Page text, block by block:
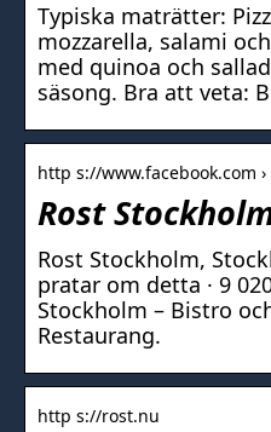
Typiska maträtter:
mozzarella, salami
med quinoa och
säsong. Bra att veta:
http s://www.facebook.com ›
Rost
Rost Stockholm,
pratar om detta · 9
Stockholm – Bistro
Restaurang.
http s://rost.nu